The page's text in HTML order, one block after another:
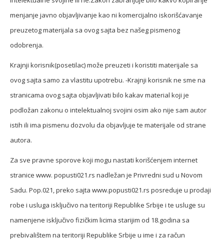
menjanje javno objavljivanje kao ni komercijalno iskorišćavanje
preuzetog materijala sa ovog sajta bez našeg pismenog
odobrenja.
Krajnji korisnik(posetilac) može preuzeti i koristiti materijale sa
ovog sajta samo za vlastitu upotrebu. -Krajnji korisnik ne sme na
stranicama ovog sajta objavljivati bilo kakav material koji je
podložan zakonu o intelektualnoj svojini osim ako nije sam autor
istih ili ima pismenu dozvolu da objavljuje te materijale od strane
autora.
Za sve pravne sporove koji mogu nastati korišćenjem internet
stranice www. popusti021.rs nadležan je Privredni sud u Novom
Sadu. Pop.021, preko sajta www.popusti021.rs posreduje u prodaji
robe i usluga isključivo na teritoriji Republike Srbije i te usluge su
namenjene isključivo fizičkim licima starijim od 18.godina sa
prebivalištem na teritoriji Republike Srbije u ime i za račun